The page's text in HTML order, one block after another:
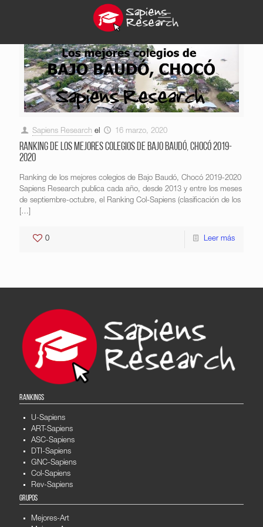
Sapiens Research el 16 marzo, 2020
Ranking de los mejores colegios de Bajo Baudó, Chocó 2019-
2020
Ranking de los mejores colegios de Bajo Baudó, Chocó 2019-2020
Sapiens Research publica cada año, desde 2013 y entre los meses
de septiembre-octubre, el Ranking Col-Sapiens (clasificación de los
[…]
0 Leer más
RANKINGS
U-Sapiens
ART-Sapiens
ASC-Sapiens
DTI-Sapiens
GNC-Sapiens
Col-Sapiens
Rev-Sapiens
GRUPOS
Mejores-Art